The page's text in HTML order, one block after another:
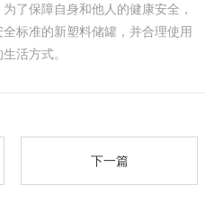
了保障自身和他人的健康安全，
标准的新塑料储罐，并合理使用
活方式。
下一篇